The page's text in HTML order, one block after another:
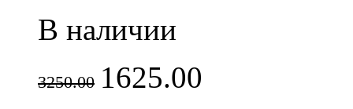
В наличии
3250.00 1625.00